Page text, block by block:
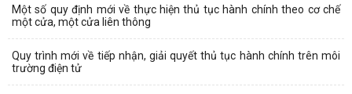
Một số quy định mới về thực hiện thủ tục hành chính theo cơ chế
một cửa, một cửa liên thông
Quy trình mới về tiếp nhận, giải quyết thủ tục hành chính trên môi
trường điện tử